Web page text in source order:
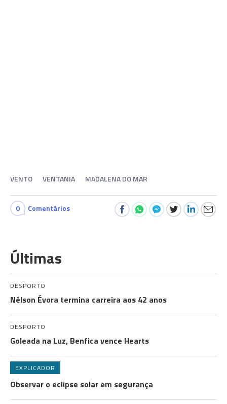
VENTO VENTANIA MADALENA DO MAR
0 Comentários
Últimas
DESPORTO
Nélson Évora termina carreira aos 42 anos
DESPORTO
Goleada na Luz, Benfica vence Hearts
EXPLICADOR
Observar o eclipse solar em segurança